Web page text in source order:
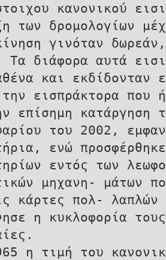
κανονικού
των δρομολογίων
γινόταν
Τα διάφορα αυτά
και εκδίδονταν
εισπράκτορα που
επίσημη κατάργηση
του 2002,
ενώ
εντός των
μηχανη- μάτων
κάρτες πολ-
η κυκλοφορία
η τιμή του